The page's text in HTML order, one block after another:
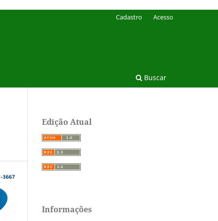
Buscar
Cadastro Acesso
Edição Atual
Informações